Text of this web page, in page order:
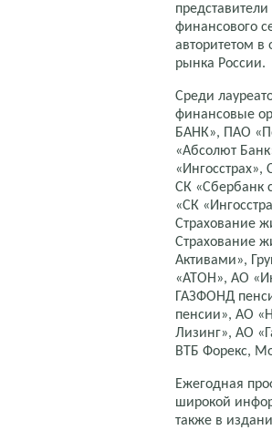
финансового
авторитетом
рынка России.
Среди
финансовые
БАНК», ПАО
«Абсолют
СК «Сбербанк
«СК
Страхование
Страхование
Активами»,
«АТОН», АО
ГАЗФОНД
пенсии», АО
Лизинг», АО
ВТБ Форекс,
Ежегодная
широкой
также в